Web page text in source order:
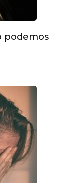
podemos